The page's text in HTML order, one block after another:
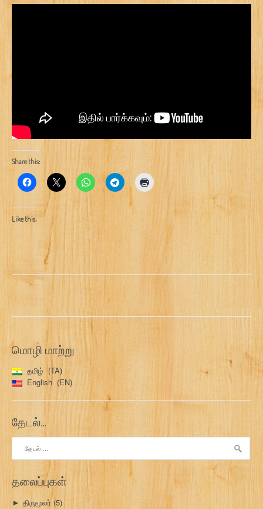
Share this:
Like this:
மொழி மாற்று
தமிழ்
TA
English
EN
தேடல்…
தேடு:
தலைப்புகள்
► திருமூலர் (5)